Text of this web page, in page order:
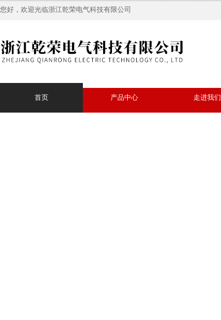
您好，欢迎光临浙江乾荣电气科技有限公司
首页 产品中心 走进我们